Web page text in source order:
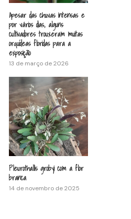
Apesar das chuvas intensas e
por vários dias, alguns
cultivadores trouxeram muitas
orquídeas floridas para a
exposição
13 de março de 2026
Pleurothallis grobyi com a flor
branca
14 de novembro de 2025